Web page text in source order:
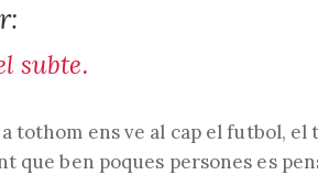
subte.
tothom ens ve al cap el futbol,
que ben poques persones es